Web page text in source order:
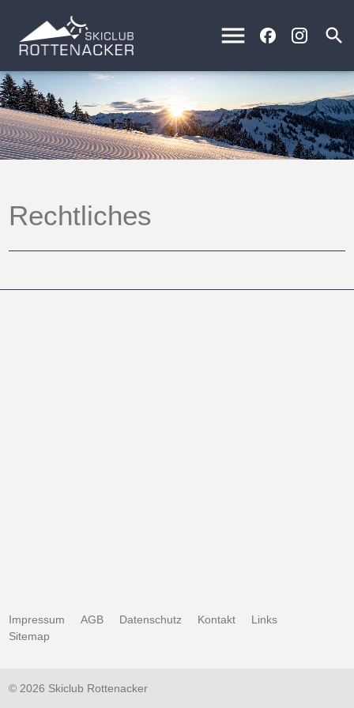
search
menu
Rechtliches
Impressum AGB Datenschutz Kontakt
Links
Sitemap
© 2026 Skiclub Rottenacker